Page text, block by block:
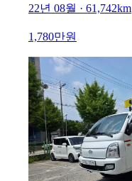
22년 08월 · 61,742km
1,780만원